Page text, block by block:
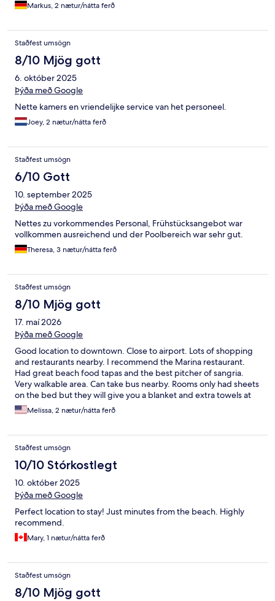
Markus, 2 nætur/nátta ferð
Staðfest umsögn
8/10 Mjög gott
6. október 2025
Þýða með Google
Nette kamers en vriendelijke service van het personeel.
Joey, 2 nætur/nátta ferð
Staðfest umsögn
6/10 Gott
10. september 2025
Þýða með Google
Nettes zu vorkommendes Personal, Frühstücksangebot war
vollkommen ausreichend und der Poolbereich war sehr gut.
Theresa, 3 nætur/nátta ferð
Staðfest umsögn
8/10 Mjög gott
17. maí 2026
Þýða með Google
Good location to downtown. Close to airport. Lots of shopping
and restaurants nearby. I recommend the Marina restaurant.
Had great beach food tapas and the best pitcher of sangria.
Very walkable area. Can take bus nearby. Rooms only had sheets
on the bed but they will give you a blanket and extra towels at
front desk if you need it. You can also book tours at the front
desk. Staff very friendly and helpful. Hotel can use some touch
buffet. Very nice selection. This hotel is conveniently located
near the airport but it is in a very touristy area. Fairy quiet. No
noise issues. Good options for Young and older tourists. If you
prefer a less touristy hotel, you need to stay further from the
airport.
Melissa, 2 nætur/nátta ferð
Staðfest umsögn
10/10 Stórkostlegt
10. október 2025
Þýða með Google
Perfect location to stay! Just minutes from the beach. Highly
recommend.
Mary, 1 nætur/nátta ferð
Staðfest umsögn
8/10 Mjög gott